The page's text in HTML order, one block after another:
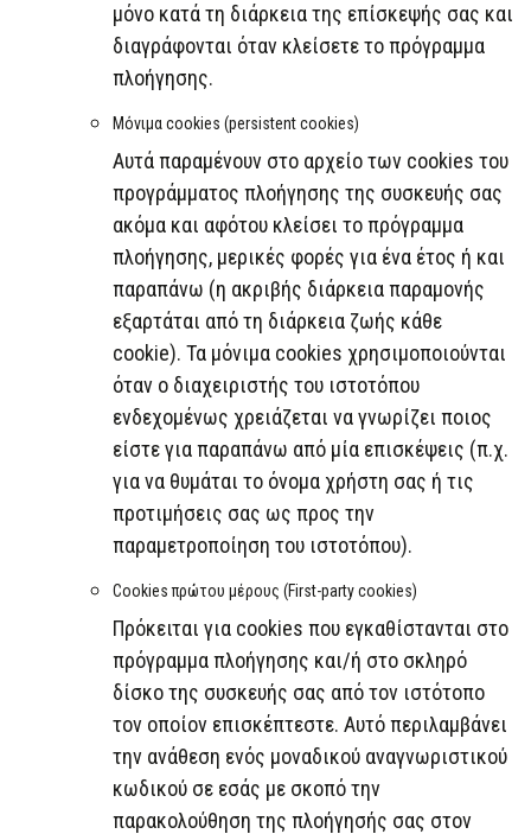
μόνο κατά τη διάρκεια της επίσκεψής σας και
διαγράφονται όταν κλείσετε το πρόγραμμα
πλοήγησης.
Μόνιμα cookies (persistent cookies)
Αυτά παραμένουν στο αρχείο των cookies του
προγράμματος πλοήγησης της συσκευής σας
ακόμα και αφότου κλείσει το πρόγραμμα
πλοήγησης, μερικές φορές για ένα έτος ή και
παραπάνω (η ακριβής διάρκεια παραμονής
εξαρτάται από τη διάρκεια ζωής κάθε
cookie). Τα μόνιμα cookies χρησιμοποιούνται
όταν ο διαχειριστής του ιστοτόπου
ενδεχομένως χρειάζεται να γνωρίζει ποιος
είστε για παραπάνω από μία επισκέψεις (π.χ.
για να θυμάται το όνομα χρήστη σας ή τις
προτιμήσεις σας ως προς την
παραμετροποίηση του ιστοτόπου).
Cookies πρώτου μέρους (First-party cookies)
Πρόκειται για cookies που εγκαθίστανται στο
πρόγραμμα πλοήγησης και/ή στο σκληρό
δίσκο της συσκευής σας από τον ιστότοπο
τον οποίον επισκέπτεστε. Αυτό περιλαμβάνει
την ανάθεση ενός μοναδικού αναγνωριστικού
κωδικού σε εσάς με σκοπό την
παρακολούθηση της πλοήγησής σας στον